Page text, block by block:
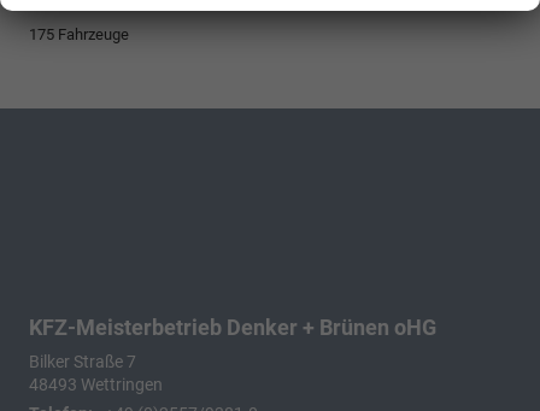
175 Fahrzeuge
KFZ-Meisterbetrieb Denker + Brünen oHG
Bilker Straße 7
48493 Wettringen